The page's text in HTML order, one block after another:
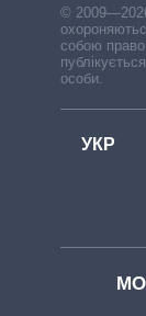
©
собою
особи.
УКР